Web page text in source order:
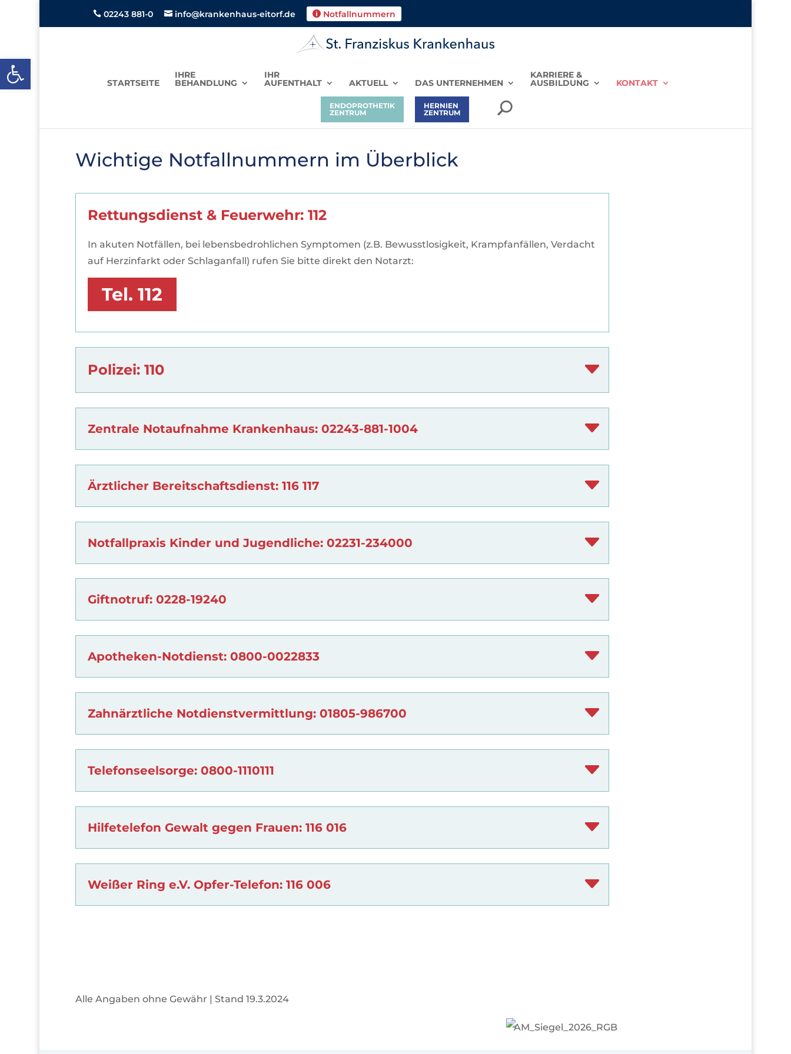
02243 881-0 info@krankenhaus-eitorf.de Notfallnummern
STARTSEITE
IHRE
BEHANDLUNG
IHR
AUFENTHALT AKTUELL DAS UNTERNEHMEN
KARRIERE &
AUSBILDUNG KONTAKT
ENDOPROTHETIK
ZENTRUM
HERNIEN
ZENTRUM
Wichtige Notfallnummern im Überblick
Rettungsdienst & Feuerwehr: 112
In akuten Notfällen, bei lebensbedrohlichen Symptomen (z.B. Bewusstlosigkeit, Krampfanfällen, Verdacht
auf Herzinfarkt oder Schlaganfall) rufen Sie bitte direkt den Notarzt:
Tel. 112
Polizei: 110
Zentrale Notaufnahme Krankenhaus: 02243-881-1004
Ärztlicher Bereitschaftsdienst: 116 117
Notfallpraxis Kinder und Jugendliche: 02231-234000
Giftnotruf: 0228-19240
Apotheken-Notdienst: 0800-0022833
Zahnärztliche Notdienstvermittlung: 01805-986700
Telefonseelsorge: 0800-1110111
Hilfetelefon Gewalt gegen Frauen: 116 016
Weißer Ring e.V. Opfer-Telefon: 116 006
Alle Angaben ohne Gewähr | Stand 19.3.2024
Open toolbar